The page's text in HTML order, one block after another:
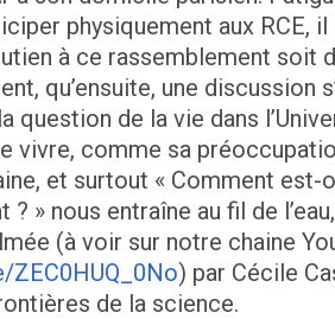
physiquement aux RCE, il
à ce rassemblement soit
qu’ensuite, une discussion
question de la vie dans
vivre, comme sa
et surtout « Comment est-
? » nous entraîne au fil de
(à voir sur notre chaine
ZEC0HUQ_0No) par Cécile
de la science.